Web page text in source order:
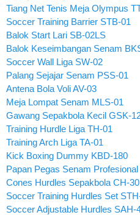
Tiang Net Tenis Meja Olympus
Soccer Training Barrier STB-01
Balok Start Lari SB-02LS
Balok Keseimbangan Senam
Soccer Wall Liga SW-02
Palang Sejajar Senam PSS-01
Antena Bola Voli AV-03
Meja Lompat Senam MLS-01
Gawang Sepakbola Kecil GSK-
Training Hurdle Liga TH-01
Training Arch Liga TA-01
Kick Boxing Dummy KBD-180
Papan Pegas Senam
Cones Hurdles Sepakbola CH-30
Soccer Training Hurdles Set
Soccer Adjustable Hurdles SAH-